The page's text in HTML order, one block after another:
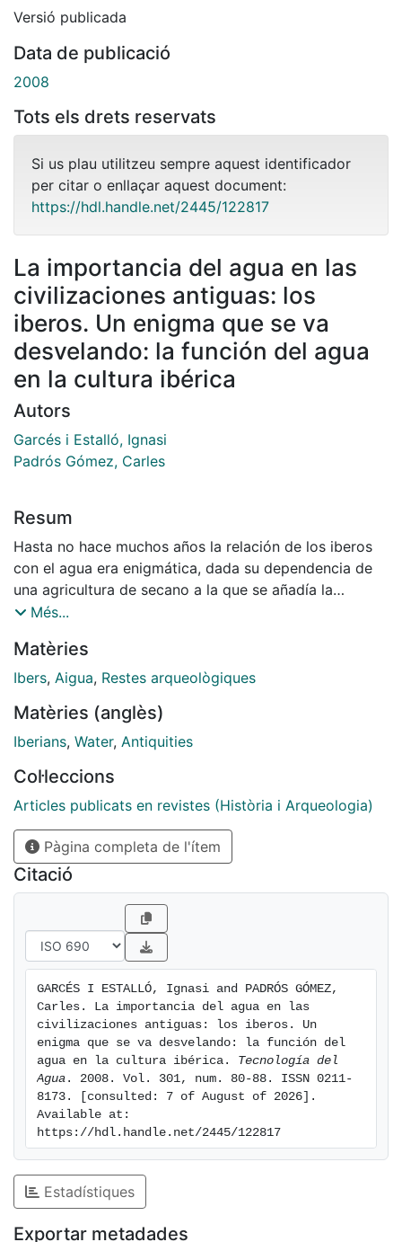
Versió publicada
Data de publicació
2008
Tots els drets reservats
Si us plau utilitzeu sempre aquest identificador
per citar o enllaçar aquest document:
https://hdl.handle.net/2445/122817
La importancia del agua en las
civilizaciones antiguas: los
iberos. Un enigma que se va
desvelando: la función del agua
en la cultura ibérica
Autors
Garcés i Estalló, Ignasi
Padrós Gómez, Carles
Resum
Hasta no hace muchos años la relación de los iberos
con el agua era enigmática, dada su dependencia de
una agricultura de secano a la que se añadía la
costumbre de habitar en lugares generalmente
parecían estar en contra: eran pocas las referencias
que se podían hallar en los antiguos textos griegos o
un estadio en el que dista mucho de ser comprensible
y poder ser aprovechada como fuente de información.
arqueológicos emprendidos en el último cuarto de
siglo, reforzado con modernas técnicas analíticas, va
sacando a la luz un goteo constante de nuevas
evidencias que permiten resolver ese misterio. En la
actualidad, no sólo es posible saber có- mo
gestionaban el agua los iberos, también se puede
observar cómo se convirtió en un elemento
estrechamente vinculado a su mentalidad.
Més...
Matèries
Ibers, Aigua, Restes arqueològiques
Matèries (anglès)
Iberians, Water, Antiquities
Col·leccions
Articles publicats en revistes (Història i Arqueologia)
Pàgina completa de l'ítem
Citació
GARCÉS I ESTALLÓ, Ignasi and PADRÓS GÓMEZ,
Carles. La importancia del agua en las
civilizaciones antiguas: los iberos. Un
enigma que se va desvelando: la función del
agua en la cultura ibérica. Tecnología del
Agua . 2008. Vol. 301, num. 80-88. ISSN 0211-
8173. [consulted: 7 of August of 2026].
Available at:
https://hdl.handle.net/2445/122817
Estadístiques
Exportar metadades